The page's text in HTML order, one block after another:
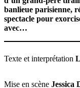
banlieue parisienne,
spectacle pour
avec…
Texte et interprétation
Mise en scène Jessica